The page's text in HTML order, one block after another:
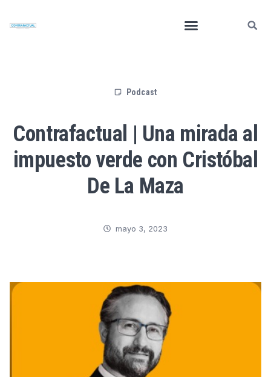
Podcast
Contrafactual | Una mirada al
impuesto verde con Cristóbal
De La Maza
mayo 3, 2023